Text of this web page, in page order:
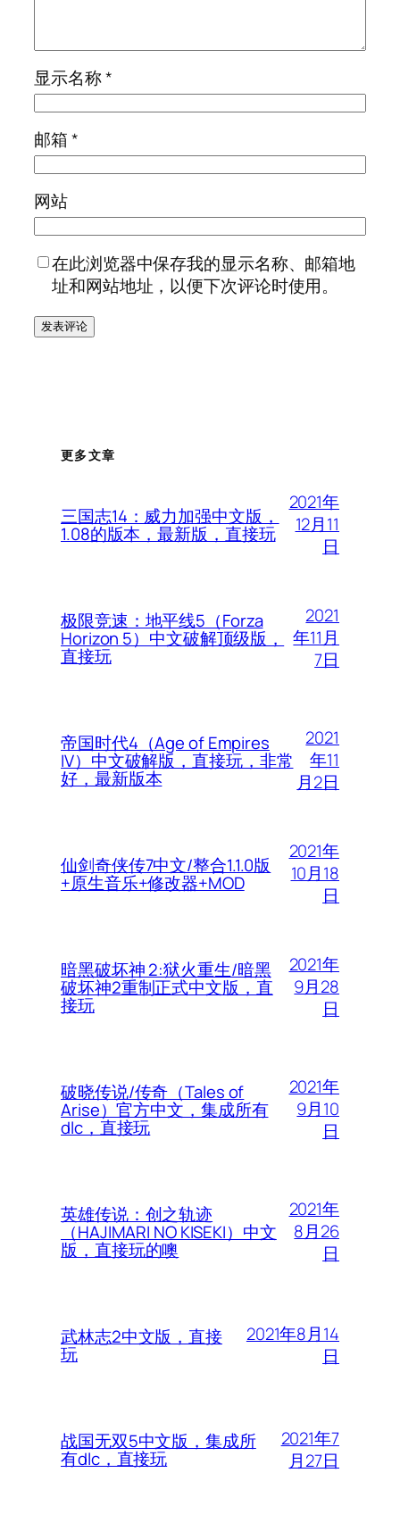
显示名称*
邮箱*
网站
在此浏览器中保存我的显示名称、邮箱地
址和网站地址，以便下次评论时使用。
更多文章
三国志14：威力加强中文版，
1.08的版本，最新版，直接玩
2021年
12月11
日
极限竞速：地平线5（Forza
Horizon 5）中文破解顶级版，
直接玩
2021
年11月
7日
帝国时代4（Age of Empires
IV）中文破解版，直接玩，非常
好，最新版本
2021
年11
月2日
仙剑奇侠传7中文/整合1.1.0版
+原生音乐+修改器+MOD
2021年
10月18
日
暗黑破坏神 2:狱火重生/暗黑
破坏神2重制正式中文版，直
接玩
2021年
9月28
日
破晓传说/传奇（Tales of
Arise）官方中文，集成所有
dlc，直接玩
2021年
9月10
日
英雄传说：创之轨迹
（HAJIMARI NO KISEKI）中文
版，直接玩的噢
2021年
8月26
日
武林志2中文版，直接
玩
2021年8月14
日
战国无双5中文版，集成所
有dlc，直接玩
2021年7
月27日